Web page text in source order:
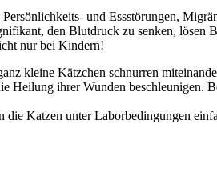
und Essstörungen,
den Blutdruck zu senken, lösen
nur bei Kindern!
kleine Kätzchen schnurren
ihrer Wunden beschleunigen.
Katzen unter Laborbedingungen